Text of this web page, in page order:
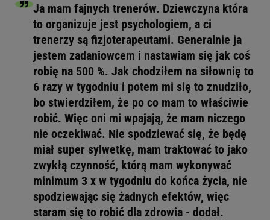
Ja mam fajnych trenerów. Dziewczyna która
to organizuje jest psychologiem, a ci
trenerzy są fizjoterapeutami. Generalnie ja
jestem zadaniowcem i nastawiam się jak coś
robię na 500 %. Jak chodziłem na siłownię to
6 razy w tygodniu i potem mi się to znudziło,
bo stwierdziłem, że po co mam to właściwie
robić. Więc oni mi wpajają, że mam niczego
nie oczekiwać. Nie spodziewać się, że będę
miał super sylwetkę, mam traktować to jako
zwykłą czynność, którą mam wykonywać
minimum 3 x w tygodniu do końca życia, nie
spodziewając się żadnych efektów, więc
staram się to robić dla zdrowia - dodał.